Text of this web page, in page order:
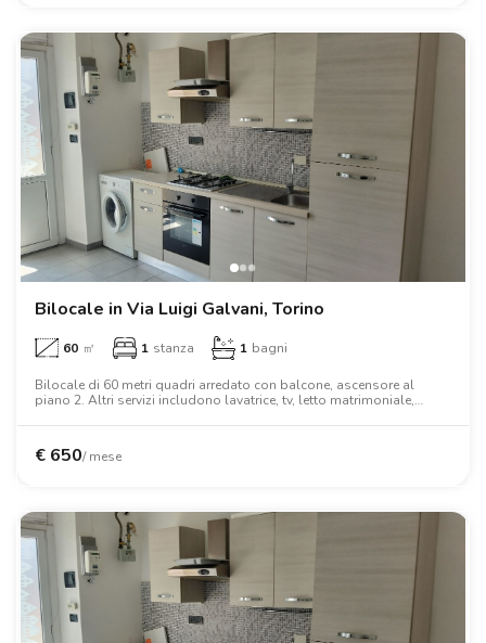
Bilocale in Via Luigi Galvani, Torino
60 ㎡ 1 stanza 1 bagni
Bilocale di 60 metri quadri arredato con balcone, ascensore al
piano 2. Altri servizi includono lavatrice, tv, letto matrimoniale,
€ 650/ mese